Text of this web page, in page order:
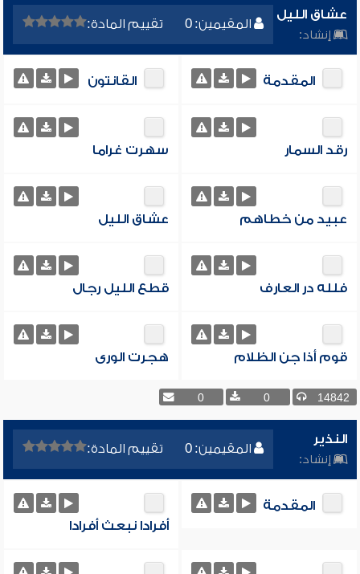
المقيمين: 0 تقييم المادة:
عشاق الليل
إنشاد:
المقدمة القانتون
رقد السمار سهرت غراما
عبيد من خطاهم عشاق الليل
فلله در العارف قطع الليل رجال
قوم أذا جن الظلام هجرت الورى
14842
0
0
المقيمين: 0 تقييم المادة:
النذير
إنشاد:
المقدمة
أفرادا نبعث أفرادا